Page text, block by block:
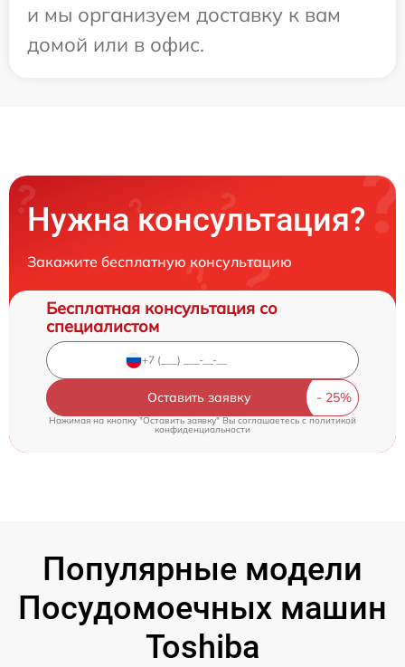
и мы организуем доставку к вам
домой или в офис.
Нужна консультация?
Закажите бесплатную консультацию
Бесплатная консультация со
специалистом
Оставить заявку
Нажимая на кнопку "Оставить заявку" Вы соглашаетесь cполитикой
конфиденциальности
Популярные модели
Посудомоечных машин
Toshiba